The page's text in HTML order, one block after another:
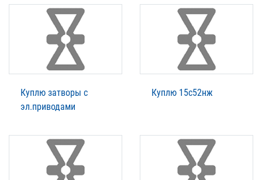
Куплю затворы с
эл.приводами
Куплю 15с52нж